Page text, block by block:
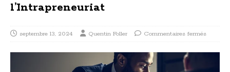
l’Intrapreneuriat
septembre 13, 2024 Quentin Foller Commentaires fermés